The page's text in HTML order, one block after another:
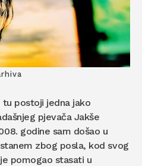
postoji jedna jako
pjevača Jakše
godine sam došao u
zbog posla, kod svog
pomogao stasati u